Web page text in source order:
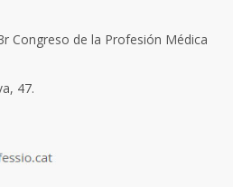
Congreso de la Profesión Médica
47.